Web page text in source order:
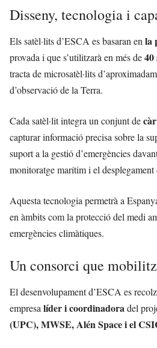
Disseny, tecnologia i
Els satèl·lits d’ESCA es basaran enla
provada i que s’utilitzarà en més de40
tracta de microsatèl·lits
d’observació de la Terra.
Cada satèl·lit integra un conjunt de
capturar informació precisa sobre la
suport a la gestió d’emergències
monitoratge marítim i el
Aquesta tecnologia permetrà a
en àmbits com la protecció del medi
emergències climàtiques.
Un consorci que
El desenvolupament d’ESCA es
empresalíder i coordinadoradel
(UPC), MWSE, Alén Space i el